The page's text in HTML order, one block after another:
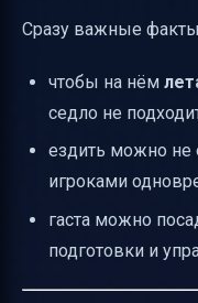
Сразу важные
чтобы на нём
седло не
ездить можно не
игроками
гаста можно
подготовки и